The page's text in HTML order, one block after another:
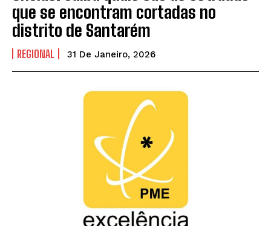
que se encontram cortadas no
distrito de Santarém
REGIONAL 31 De Janeiro, 2026